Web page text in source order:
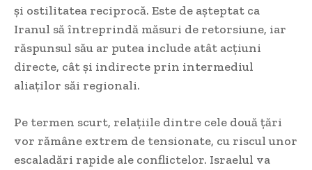
și ostilitatea reciprocă. Este de așteptat ca
Iranul să întreprindă măsuri de retorsiune, iar
răspunsul său ar putea include atât acțiuni
directe, cât și indirecte prin intermediul
aliaților săi regionali.
Pe termen scurt, relațiile dintre cele două țări
vor rămâne extrem de tensionate, cu riscul unor
escaladări rapide ale conflictelor. Israelul va